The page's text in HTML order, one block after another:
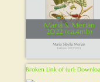
Maria S. Merian
2022 (ca.4mb)